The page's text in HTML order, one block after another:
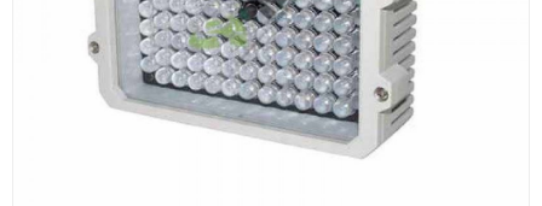
Hırsız Alarm Sistemleri
Yangın Alarm Sistemleri